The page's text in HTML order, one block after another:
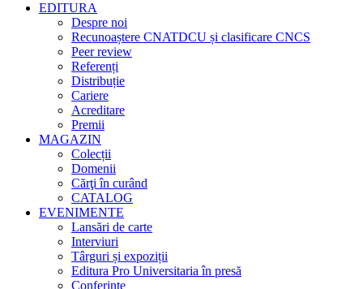
EDITURA
Despre noi
Recunoaștere CNATDCU și clasificare CNCS
Peer review
Referenți
Distribuție
Cariere
Acreditare
Premii
MAGAZIN
Colecții
Domenii
Cărţi în curând
CATALOG
EVENIMENTE
Lansări de carte
Interviuri
Târguri și expoziții
Editura Pro Universitaria în presă
Conferințe